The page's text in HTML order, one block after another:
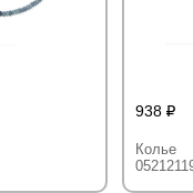
938
Колье